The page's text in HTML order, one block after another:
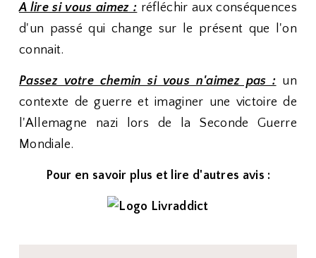
A lire si vous aimez : réfléchir aux conséquences
d'un passé qui change sur le présent que l'on
connait.
Passez votre chemin si vous n'aimez pas : un
contexte de guerre et imaginer une victoire de
l'Allemagne nazi lors de la Seconde Guerre
Mondiale.
Pour en savoir plus et lire d'autres avis :